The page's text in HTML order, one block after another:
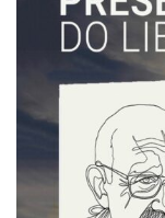
PARA
CONSULTA
DESCARGA.